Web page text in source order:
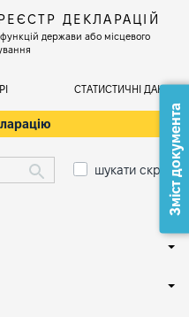
ДЕКЛАРАЦІЙ
держави або місцевого
СТАТИСТИЧНІ ДАНІ
шукати скрізьЗміст документа